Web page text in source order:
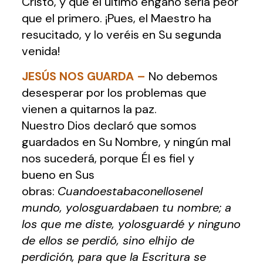
que el primero. ¡Pues, el Maestro ha
resucitado, y lo veréis en Su segunda
venida!
JESÚS NOS GUARDA– No debemos
desesperar por los problemas que
vienen a quitarnos la paz.
Nuestro Dios declaró que somos
guardados en Su Nombre, y ningún mal
nos sucederá, porque Él es fiel y
bueno en Sus
obras: Cuandoestabaconellosenel
mundo, yolosguardabaen tu nombre; a
los que me diste, yolosguardé y ninguno
de ellos se perdió, sino elhijo de
perdición, para que la Escritura se